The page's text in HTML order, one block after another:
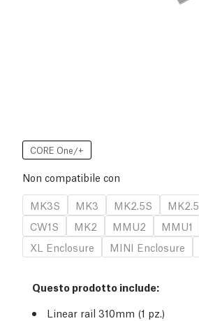
CORE One/+
Non compatibile con
MK3S
MK3 MK2.5S MK2.5
CW1S
MK2 MMU2 MMU1
XL Enclosure
MINI Enclosure
Questo prodotto include:
Linear rail 310mm (1 pz.)